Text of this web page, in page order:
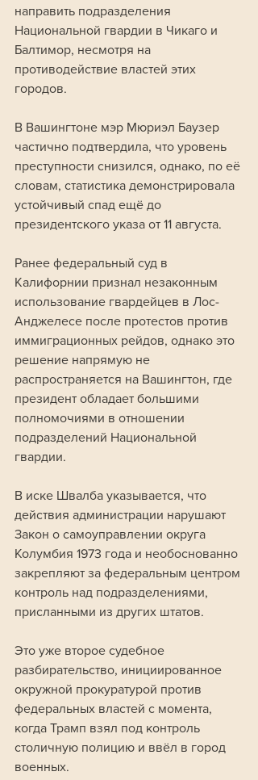
направить подразделения
Национальной гвардии в Чикаго и
Балтимор, несмотря на
противодействие властей этих
городов.
В Вашингтоне мэр Мюриэл Баузер
частично подтвердила, что уровень
преступности снизился, однако, по её
словам, статистика демонстрировала
устойчивый спад ещё до
президентского указа от 11 августа.
Ранее федеральный суд в
Калифорнии признал незаконным
использование гвардейцев в Лос-
Анджелесе после протестов против
иммиграционных рейдов, однако это
решение напрямую не
распространяется на Вашингтон, где
президент обладает большими
полномочиями в отношении
подразделений Национальной
гвардии.
В иске Швалба указывается, что
действия администрации нарушают
Закон о самоуправлении округа
Колумбия 1973 года и необоснованно
закрепляют за федеральным центром
контроль над подразделениями,
присланными из других штатов.
Это уже второе судебное
разбирательство, инициированное
окружной прокуратурой против
федеральных властей с момента,
когда Трамп взял под контроль
столичную полицию и ввёл в город
военных.